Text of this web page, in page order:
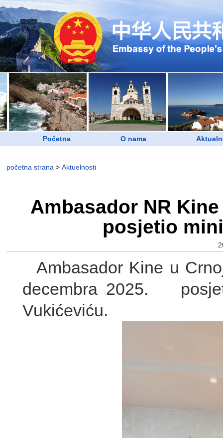
Početna O nama
početna strana > Aktuelnosti
Ambasador NR
posjetio
Ambasador Kine u
decembra 2025.
Vukićeviću.